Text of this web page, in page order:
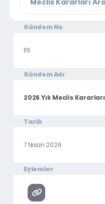
Gündem No
116
Gündem Adı
2026 Yılı Meclis Kararları
Tarih
7 Nisan 2026
Eylemler